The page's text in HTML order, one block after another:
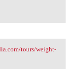
tours/weight-